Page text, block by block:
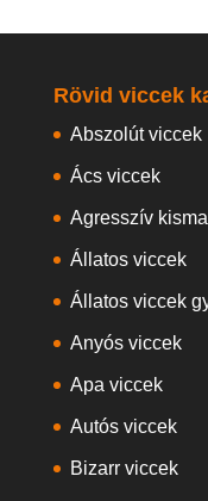
Rövid viccek
Abszolút viccek
Ács viccek
Agresszív
Állatos viccek
Állatos viccek
Anyós viccek
Apa viccek
Autós viccek
Bizarr viccek